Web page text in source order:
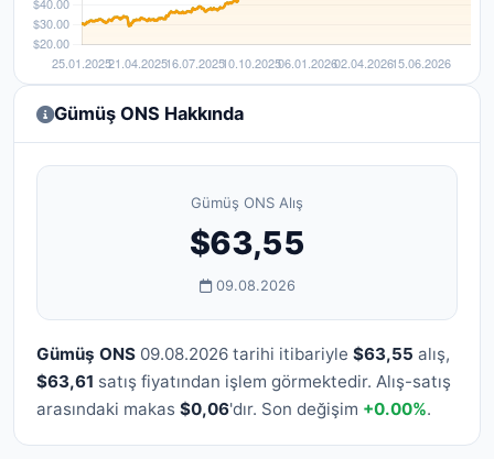
Gümüş ONS Hakkında
Gümüş ONS Alış
$63,55
09.08.2026
Gümüş ONS 09.08.2026 tarihi itibariyle $63,55 alış,
$63,61 satış fiyatından işlem görmektedir. Alış-satış
arasındaki makas $0,06'dır. Son değişim +0.00%.